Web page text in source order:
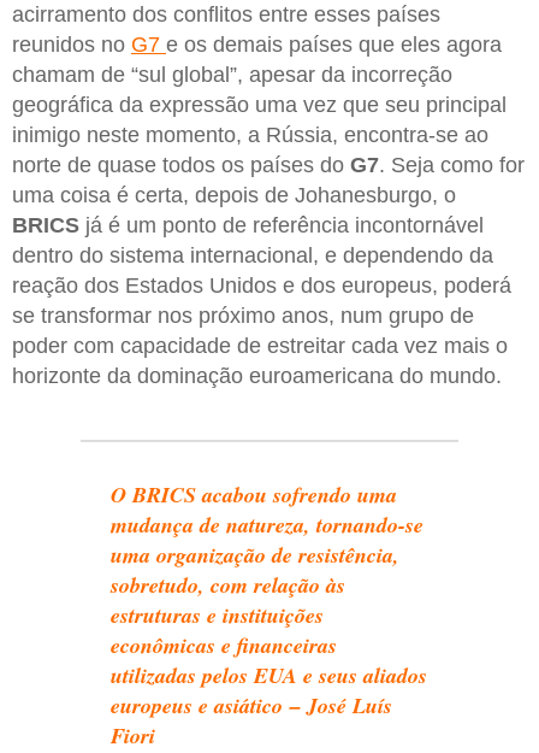
acirramento dos conflitos entre esses países
reunidos no G7 e os demais países que eles agora
chamam de “sul global”, apesar da incorreção
geográfica da expressão uma vez que seu principal
inimigo neste momento, a Rússia, encontra-se ao
norte de quase todos os países do G7. Seja como for
uma coisa é certa, depois de Johanesburgo, o
BRICS já é um ponto de referência incontornável
dentro do sistema internacional, e dependendo da
reação dos Estados Unidos e dos europeus, poderá
se transformar nos próximo anos, num grupo de
poder com capacidade de estreitar cada vez mais o
horizonte da dominação euroamericana do mundo.
O BRICS acabou sofrendo uma
mudança de natureza, tornando-se
uma organização de resistência,
sobretudo, com relação às
estruturas e instituições
econômicas e financeiras
utilizadas pelos EUA e seus aliados
europeus e asiático – José Luís
Fiori